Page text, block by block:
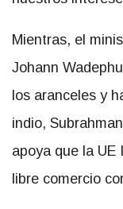
Mientras, el
Johann
los aranceles y
indio,
apoya que la UE
libre comercio